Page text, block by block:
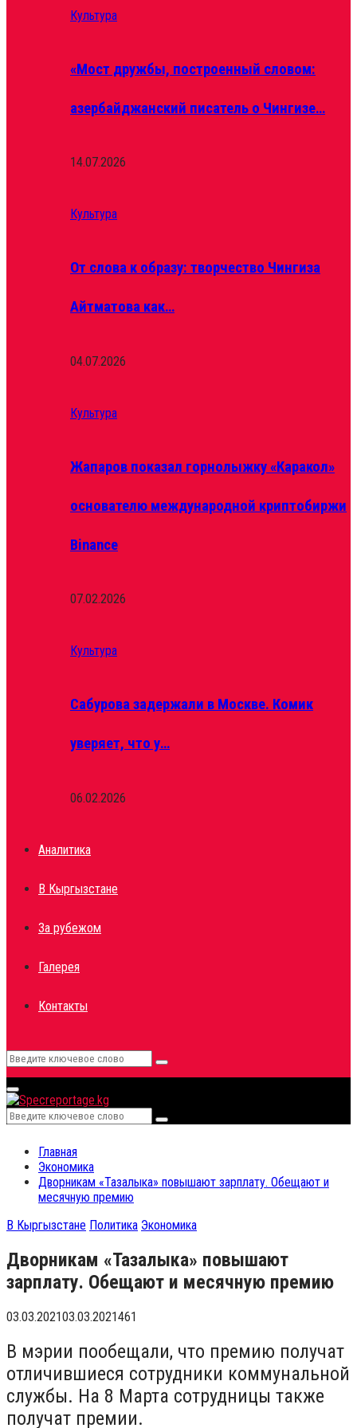
Культура
«Мост дружбы, построенный словом:
азербайджанский писатель о Чингизе…
14.07.2026
Культура
От слова к образу: творчество Чингиза
Айтматова как…
04.07.2026
Культура
Жапаров показал горнолыжку «Каракол»
основателю международной криптобиржи
Binance
07.02.2026
Культура
Сабурова задержали в Москве. Комик
уверяет, что у…
06.02.2026
Аналитика
В Кыргызстане
За рубежом
Галерея
Контакты
Search
for:
Search
Primary
Menu
Search
for:
Search
Главная
Экономика
Дворникам «Тазалыка» повышают зарплату. Обещают и
месячную премию
В Кыргызстане Политика Экономика
Дворникам «Тазалыка» повышают
зарплату. Обещают и месячную премию
03.03.202103.03.2021461
В мэрии пообещали, что премию получат
отличившиеся сотрудники коммунальной
службы. На 8 Марта сотрудницы также
получат премии.